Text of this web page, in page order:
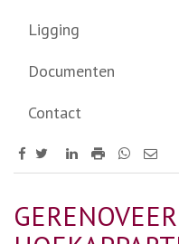
Ligging
Documenten
Contact